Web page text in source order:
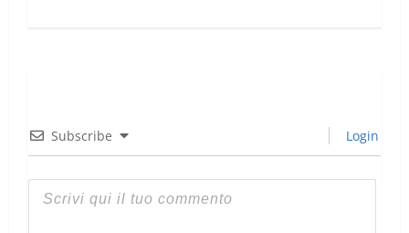
Subscribe Login